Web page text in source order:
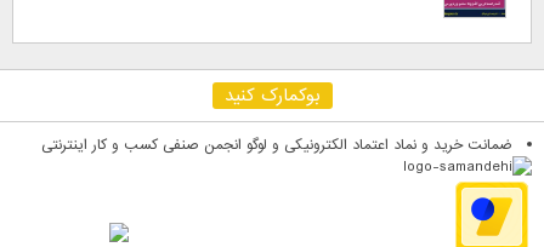
بوکمارک کنید
ضمانت خرید و نماد اعتماد الکترونیکی و لوگو انجمن صنفی کسب و کار اینترنتی